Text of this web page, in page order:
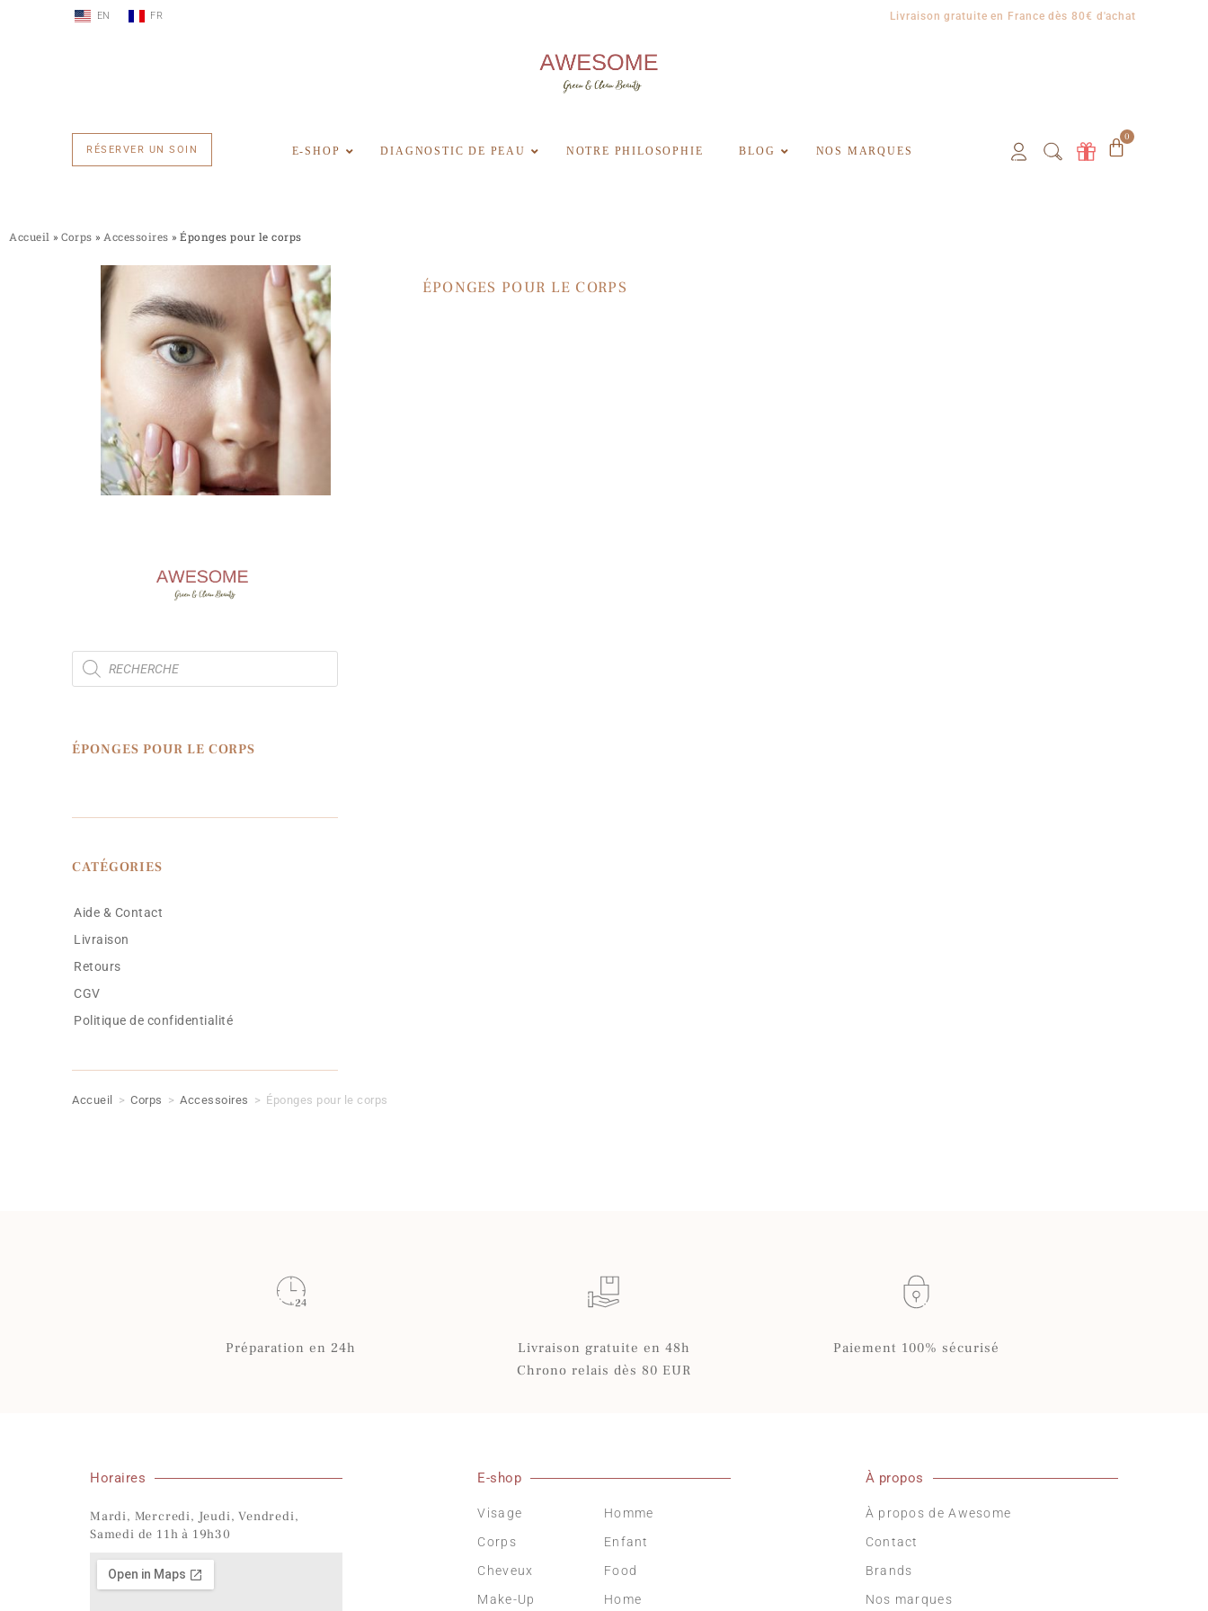
EN FR Livraison gratuite en France dès 80€ d'achat
RÉSERVER UN SOIN E-SHOP DIAGNOSTIC DE PEAU NOTRE PHILOSOPHIE BLOG NOS MARQUES
0
Accueil » Corps » Accessoires » Éponges pour le corps
ÉPONGES POUR LE CORPS
ÉPONGES POUR LE CORPS
CATÉGORIES
Aide & Contact
Livraison
Retours
CGV
Politique de confidentialité
Accueil > Corps > Accessoires > Éponges pour le corps
Préparation en 24h
Livraison gratuite en 48h
Chrono relais dès 80 EUR
Paiement 100% sécurisé
Horaires
Mardi, Mercredi, Jeudi, Vendredi,
Samedi de 11h à 19h30
E-shop
Visage
Corps
Cheveux
Make-Up
Homme
Enfant
Food
Home
À propos
À propos de Awesome
Contact
Brands
Nos marques